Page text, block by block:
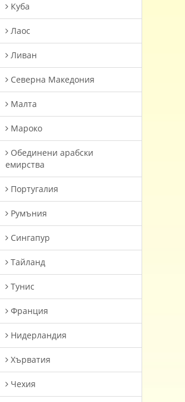
Куба
Лаос
Ливан
Северна Македония
Малта
Мароко
Oбединени арабски
емирства
Португалия
Румъния
Сингапур
Тайланд
Тунис
Франция
Нидерландия
Хърватия
Чехия